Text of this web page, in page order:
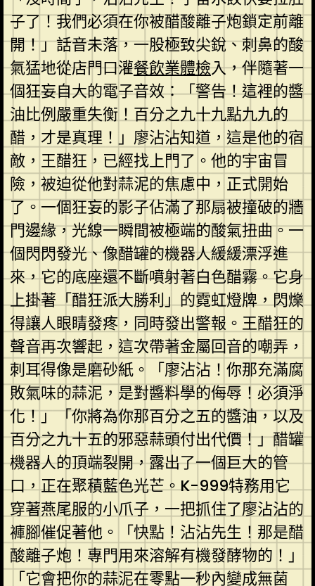
子了！我們必須在你被醋酸離子炮鎖定前離
開！」話音未落，一股極致尖銳、刺鼻的酸
氣猛地從店門口灌餐飲業體檢入，伴隨著一
個狂妄自大的電子音效：「警告！這裡的醬
油比例嚴重失衡！百分之九十九點九九的
醋，才是真理！」廖沾沾知道，這是他的宿
敵，王醋狂，已經找上門了。他的宇宙冒
險，被迫從他對蒜泥的焦慮中，正式開始
了。一個狂妄的影子佔滿了那扇被撞破的牆
門邊緣，光線一瞬間被極端的酸氣扭曲。一
個閃閃發光、像醋罐的機器人緩緩漂浮進
來，它的底座還不斷噴射著白色醋霧。它身
上掛著「醋狂派大勝利」的霓虹燈牌，閃爍
得讓人眼睛發疼，同時發出警報。王醋狂的
聲音再次響起，這次帶著金屬回音的嘲弄，
刺耳得像是磨砂紙。「廖沾沾！你那充滿腐
敗氣味的蒜泥，是對醬料學的侮辱！必須淨
化！」「你將為你那百分之五的醬油，以及
百分之九十五的邪惡蒜頭付出代價！」醋罐
機器人的頂端裂開，露出了一個巨大的管
口，正在聚積藍色光芒。K-999特務用它
穿著燕尾服的小爪子，一把抓住了廖沾沾的
褲腳催促著他。「快點！沾沾先生！那是醋
酸離子炮！專門用來溶解有機發酵物的！」
「它會把你的蒜泥在零點一秒內變成無菌